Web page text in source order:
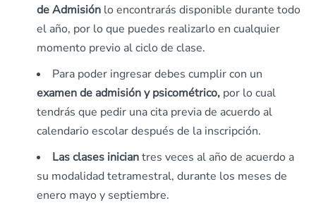
de Admisión lo encontrarás disponible durante todo
el año, por lo que puedes realizarlo en cualquier
momento previo al ciclo de clase.
Para poder ingresar debes cumplir con un
examen de admisión y psicométrico, por lo cual
tendrás que pedir una cita previa de acuerdo al
calendario escolar después de la inscripción.
Las clases iniciantres veces al año de acuerdo a
su modalidad tetramestral, durante los meses de
enero mayo y septiembre.